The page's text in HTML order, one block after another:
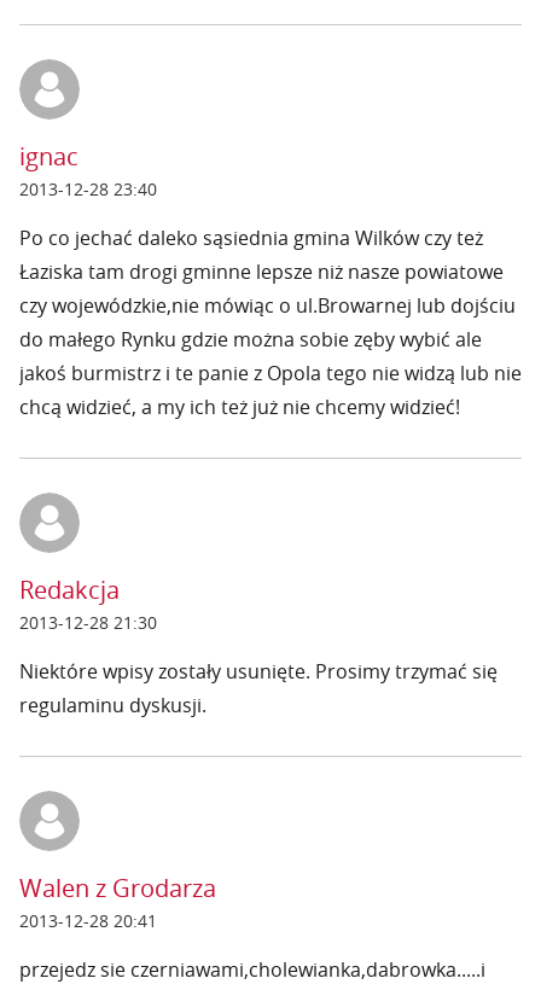
ignac
2013-12-28 23:40
Po co jechać daleko sąsiednia gmina Wilków czy też
Łaziska tam drogi gminne lepsze niż nasze powiatowe
czy wojewódzkie,nie mówiąc o ul.Browarnej lub dojściu
do małego Rynku gdzie można sobie zęby wybić ale
jakoś burmistrz i te panie z Opola tego nie widzą lub nie
chcą widzieć, a my ich też już nie chcemy widzieć!
Redakcja
2013-12-28 21:30
Niektóre wpisy zostały usunięte. Prosimy trzymać się
regulaminu dyskusji.
Walen z Grodarza
2013-12-28 20:41
przejedz sie czerniawami,cholewianka,dabrowka.....i